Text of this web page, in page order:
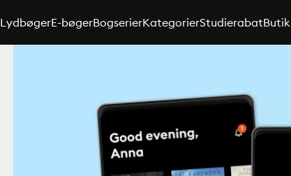
LydbøgerE-bøgerBogserierKategorierStudierabatButik